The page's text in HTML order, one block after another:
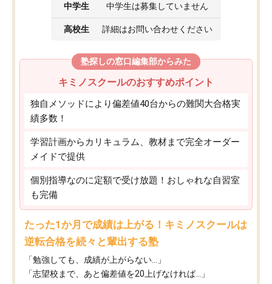
中学生 中学生は募集していません
高校生 詳細はお問い合わせください
塾探しの窓口編集部からみた
キミノスクールのおすすめポイント
独自メソッドにより偏差値40台からの難関大合格実
績多数！
学習計画からカリキュラム、教材まで完全オーダー
メイドで提供
個別指導なのに定額で受け放題！おしゃれな自習室
も完備
たった1か月で成績は上がる！キミノスクールは
逆転合格を続々と輩出する塾
「勉強しても、成績が上がらない…」
「志望校まで、あと偏差値を20上げなければ…」